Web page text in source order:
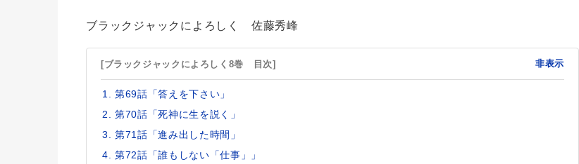
ブラックジャックによろしく 佐藤秀峰
[ブラックジャックによろしく8巻 目次] 非表示
第69話「答えを下さい」
第70話「死神に生を説く」
第71話「進み出した時間」
第72話「誰もしない「仕事」」